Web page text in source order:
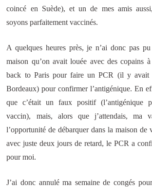
coincé en Suède), et un de mes amis
soyons parfaitement vaccinés.
A quelques heures près, je n’ai donc pas
maison qu’on avait louée avec des copains
back to Paris pour faire un PCR (il y avait
Bordeaux) pour confirmer l’antigénique. En
que c’était un faux positif (l’antigénique
vaccin), mais, alors que j’attendais, ma
l’opportunité de débarquer dans la maison de
avec juste deux jours de retard, le PCR a
pour moi.
J’ai donc annulé ma semaine de congés